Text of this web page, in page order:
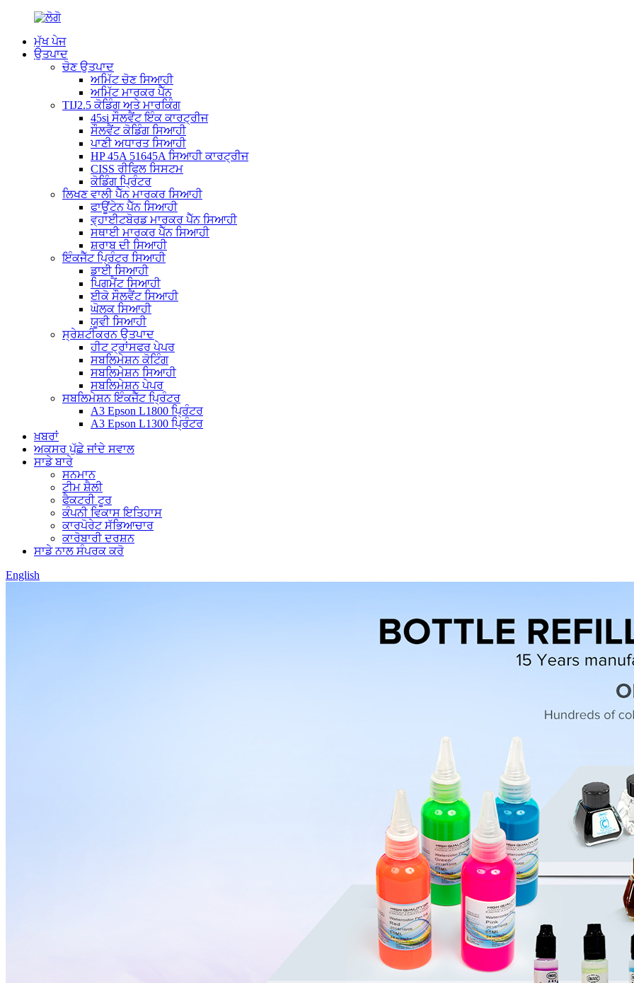
ਮੁੱਖ ਪੇਜ
ਉਤਪਾਦ
ਚੋਣ ਉਤਪਾਦ
ਅਮਿੱਟ ਚੋਣ ਸਿਆਹੀ
ਅਮਿੱਟ ਮਾਰਕਰ ਪੈੱਨ
TIJ2.5 ਕੋਡਿੰਗ ਅਤੇ ਮਾਰਕਿੰਗ
45si ਸੌਲਵੈਂਟ ਇੰਕ ਕਾਰਟ੍ਰੀਜ
ਸੌਲਵੈਂਟ ਕੋਡਿੰਗ ਸਿਆਹੀ
ਪਾਣੀ ਅਧਾਰਤ ਸਿਆਹੀ
HP 45A 51645A ਸਿਆਹੀ ਕਾਰਟ੍ਰੀਜ
CISS ਰੀਫਿਲ ਸਿਸਟਮ
ਕੋਡਿੰਗ ਪ੍ਰਿੰਟਰ
ਲਿਖਣ ਵਾਲੀ ਪੈੱਨ ਮਾਰਕਰ ਸਿਆਹੀ
ਫਾਊਂਟੇਨ ਪੈੱਨ ਸਿਆਹੀ
ਵ੍ਹਾਈਟਬੋਰਡ ਮਾਰਕਰ ਪੈੱਨ ਸਿਆਹੀ
ਸਥਾਈ ਮਾਰਕਰ ਪੈੱਨ ਸਿਆਹੀ
ਸ਼ਰਾਬ ਦੀ ਸਿਆਹੀ
ਇੰਕਜੈੱਟ ਪ੍ਰਿੰਟਰ ਸਿਆਹੀ
ਡਾਈ ਸਿਆਹੀ
ਪਿਗਮੈਂਟ ਸਿਆਹੀ
ਈਕੋ ਸੌਲਵੈਂਟ ਸਿਆਹੀ
ਘੋਲਕ ਸਿਆਹੀ
ਯੂਵੀ ਸਿਆਹੀ
ਸ੍ਰੇਸ਼ਟੀਕਰਨ ਉਤਪਾਦ
ਹੀਟ ਟ੍ਰਾਂਸਫਰ ਪੇਪਰ
ਸਬਲਿਮੇਸ਼ਨ ਕੋਟਿੰਗ
ਸਬਲਿਮੇਸ਼ਨ ਸਿਆਹੀ
ਸਬਲਿਮੇਸ਼ਨ ਪੇਪਰ
ਸਬਲਿਮੇਸ਼ਨ ਇੰਕਜੈੱਟ ਪ੍ਰਿੰਟਰ
A3 Epson L1800 ਪ੍ਰਿੰਟਰ
A3 Epson L1300 ਪ੍ਰਿੰਟਰ
ਖ਼ਬਰਾਂ
ਅਕਸਰ ਪੁੱਛੇ ਜਾਂਦੇ ਸਵਾਲ
ਸਾਡੇ ਬਾਰੇ
ਸਨਮਾਨ
ਟੀਮ ਸ਼ੈਲੀ
ਫੈਕਟਰੀ ਟੂਰ
ਕੰਪਨੀ ਵਿਕਾਸ ਇਤਿਹਾਸ
ਕਾਰਪੋਰੇਟ ਸੱਭਿਆਚਾਰ
ਕਾਰੋਬਾਰੀ ਦਰਸ਼ਨ
ਸਾਡੇ ਨਾਲ ਸੰਪਰਕ ਕਰੋ
English